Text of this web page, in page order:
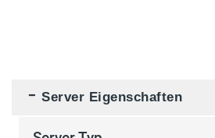
Server Eigenschaften